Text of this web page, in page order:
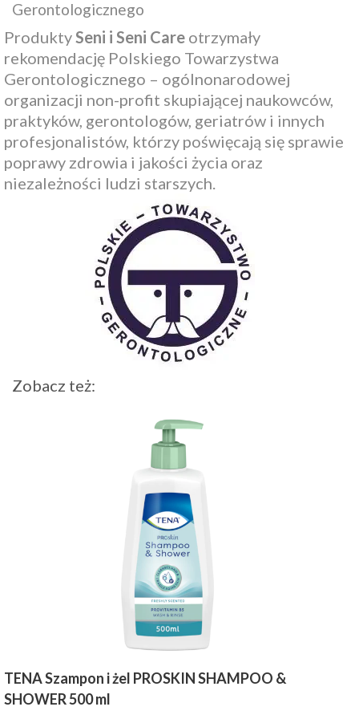
Gerontologicznego
Produkty Seni i Seni Care otrzymały
rekomendację Polskiego Towarzystwa
Gerontologicznego – ogólnonarodowej
organizacji non-profit skupiającej naukowców,
praktyków, gerontologów, geriatrów i innych
profesjonalistów, którzy poświęcają się sprawie
poprawy zdrowia i jakości życia oraz
niezależności ludzi starszych.
Zobacz też:
TENA Szampon i żel PROSKIN SHAMPOO &
SHOWER 500 ml